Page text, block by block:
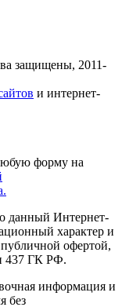
защищены, 2011-
и интернет-
форму на
данный Интернет-
характер и
офертой,
437 ГК РФ.
информация и
без